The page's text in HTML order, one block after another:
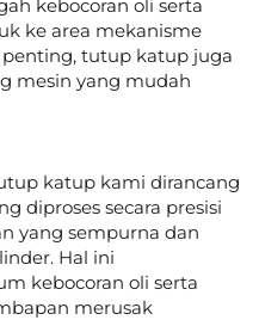
kebocoran oli serta
ke area mekanisme
penting, tutup katup juga
mesin yang mudah
katup kami dirancang
diproses secara presisi
yang sempurna dan
Hal ini
kebocoran oli serta
merusak